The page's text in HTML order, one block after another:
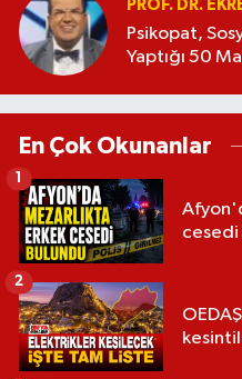
PROF. DR.
Psikopat,
Yaptığı 50
En Çok Okunanlar
cesedi
1
2